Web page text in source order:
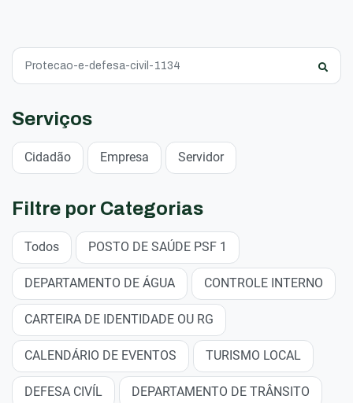
Serviços
Cidadão Empresa Servidor
Filtre por Categorias
Todos POSTO DE SAÚDE PSF 1
DEPARTAMENTO DE ÁGUA CONTROLE INTERNO
CARTEIRA DE IDENTIDADE OU RG
CALENDÁRIO DE EVENTOS TURISMO LOCAL
DEFESA CIVÍL DEPARTAMENTO DE TRÂNSITO